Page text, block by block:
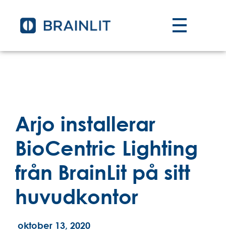
Arjo installerar
BioCentric Lighting
från BrainLit på sitt
huvudkontor
oktober 13, 2020